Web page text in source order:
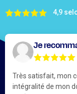
4,9
Je
Très satisfait, mon
intégralité de mon